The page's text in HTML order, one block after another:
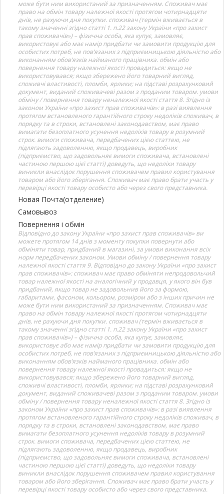
може бути ним використаний за призначенням. Споживач має
право на обмін товару належної якості протягом чотирнадцяти
днів, не рахуючи дня покупки. споживач (термін вживається в
такому значенні згідно статті 1. п.22 закону України «про захист
прав споживачів») – фізична особа, яка купує, замовляє,
використовує або має намір придбати чи замовити продукцію для
особистих потреб, не пов’язаних з підприємницькою діяльністю або
виконанням обов’язків найманого працівника. обмін або
повернення товару належної якості провадиться: якщо не
використовувався; якщо збережено його товарний вигляд,
споживчі властивості, пломби, ярлики; на підставі розрахунковий
документ, виданий споживачеві разом з проданим товаром. умови
обміну / повернення товару неналежної якості стаття 8. Згідно із
законом України «про захист прав споживачів»: в разі виявлення
протягом встановленого гарантійного строку недоліків споживач, в
порядку та в строки, встановлені законодавством, має право
вимагати безоплатного усунення недоліків товару в розумний
строк. вимоги споживача, передбачених цією статтею, не
підлягають задоволенню, якщо продавець, виробник
(підприємство, що задовольняє вимоги споживача, встановлені
частиною першою цієї статті) доведуть, що недоліки товару
виникли внаслідок порушення споживачем правил користування
товаром або його зберігання. Споживач має право брати участь у
перевірці якості товару особисто або через свого представника.
Новая Почта(отделение)
Самовывоз
Повернення і обмін
Відповідно до закону України «про захист прав споживачів» ви
можете протягом 14 днів з моменту покупки повернути або
обміняти товар, придбаний в магазині, за умови виконання всіх
норм передбачених законом. Умови обміну / повернення товару
належної якості стаття 9. Відповідно до закону України «про захист
прав споживачів»: споживач має право обміняти непродовольчий
товар належної якості на аналогічний у продавця, у якого він був
придбаний, якщо товар не задовольнив його за формою,
габаритами, фасоном, кольором, розміром або з інших причин не
може бути ним використаний за призначенням. Споживач має
право на обмін товару належної якості протягом чотирнадцяти
днів, не рахуючи дня покупки. споживач (термін вживається в
такому значенні згідно статті 1. п.22 закону України «про захист
прав споживачів») – фізична особа, яка купує, замовляє,
використовує або має намір придбати чи замовити продукцію для
особистих потреб, не пов’язаних з підприємницькою діяльністю або
виконанням обов’язків найманого працівника. обмін або
повернення товару належної якості провадиться: якщо не
використовувався; якщо збережено його товарний вигляд,
споживчі властивості, пломби, ярлики; на підставі розрахунковий
документ, виданий споживачеві разом з проданим товаром. умови
обміну / повернення товару неналежної якості стаття 8. Згідно із
законом України «про захист прав споживачів»: в разі виявлення
протягом встановленого гарантійного строку недоліків споживач, в
порядку та в строки, встановлені законодавством, має право
вимагати безоплатного усунення недоліків товару в розумний
строк. вимоги споживача, передбачених цією статтею, не
підлягають задоволенню, якщо продавець, виробник
(підприємство, що задовольняє вимоги споживача, встановлені
частиною першою цієї статті) доведуть, що недоліки товару
виникли внаслідок порушення споживачем правил користування
товаром або його зберігання. Споживач має право брати участь у
перевірці якості товару особисто або через свого представника.